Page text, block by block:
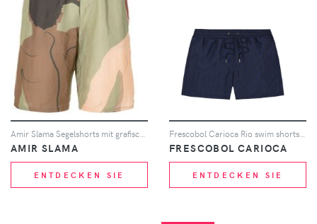
Amir Slama Segelshorts mit grafischem Print - Grün
AMIR SLAMA
ENTDECKEN SIE
Frescobol Carioca Rio swim shorts - Blau
FRESCOBOL CARIOCA
ENTDECKEN SIE